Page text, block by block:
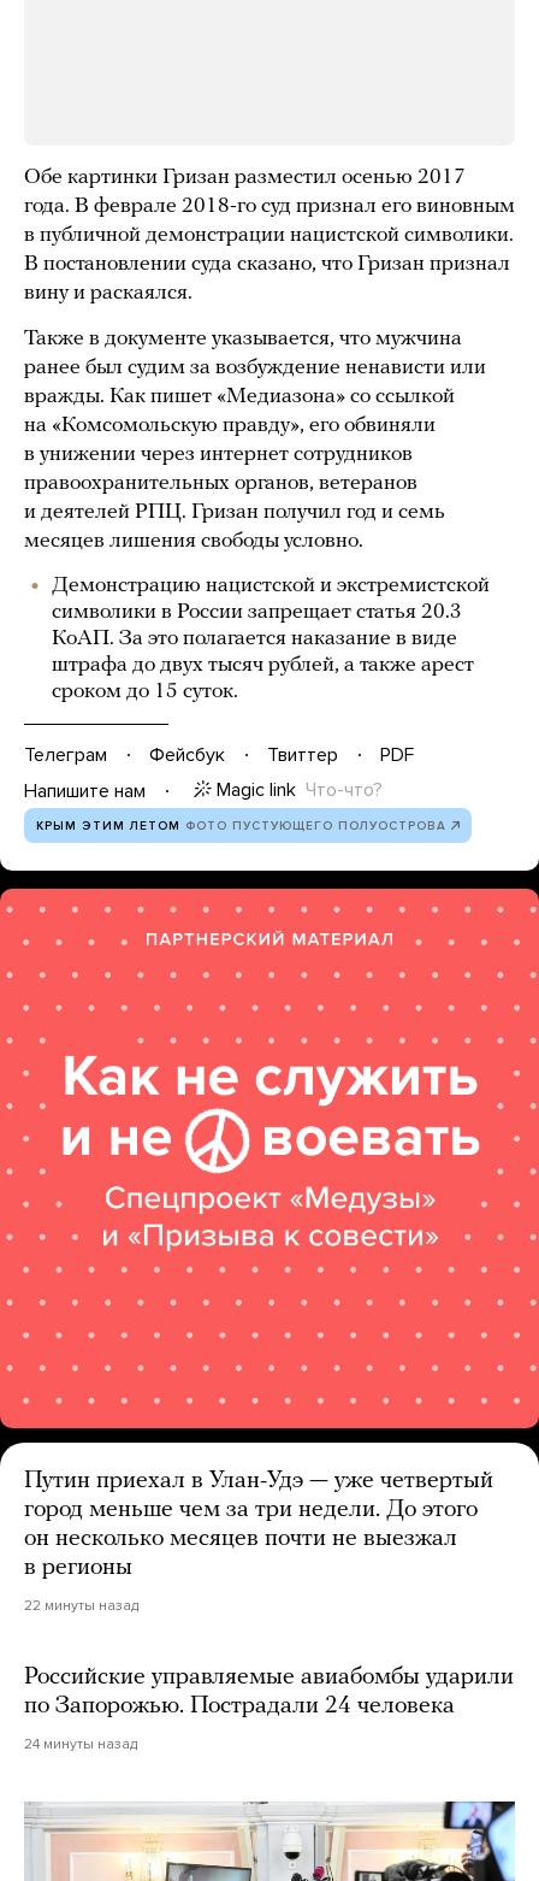
Обе картинки Гризан разместил осенью 2017
года. В феврале 2018-го суд признал его виновным
в публичной демонстрации нацистской символики.
В постановлении суда сказано, что Гризан признал
вину и раскаялся.
Также в документе указывается, что мужчина
ранее был судим за возбуждение ненависти или
вражды. Как пишет «Медиазона» со ссылкой
на «Комсомольскую правду», его обвиняли
в унижении через интернет сотрудников
правоохранительных органов, ветеранов
и деятелей РПЦ. Гризан получил год и семь
месяцев лишения свободы условно.
Демонстрацию нацистской и экстремистской
символики в России запрещает статья 20.3
КоАП. За это полагается наказание в виде
штрафа до двух тысяч рублей, а также арест
сроком до 15 суток.
Телеграм Фейсбук Твиттер
PDF
Напишите нам
Magic link Что-что?
КРЫМ ЭТИМ ЛЕТОМ ФОТО ПУСТУЮЩЕГО ПОЛУОСТРОВА
Путин приехал в Улан-Удэ — уже четвертый
город меньше чем за три недели. До этого
он несколько месяцев почти не выезжал
в регионы
22 минуты назад
Российские управляемые авиабомбы ударили
по Запорожью. Пострадали 24 человека
24 минуты назад